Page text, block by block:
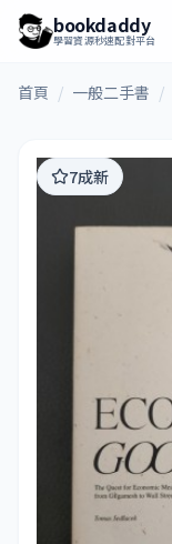
bookdaddy
學習資源秒速配對平台
首頁 / 一般二手書 /
7成新